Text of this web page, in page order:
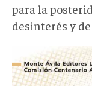
para la
desinterés y
Captura
desde